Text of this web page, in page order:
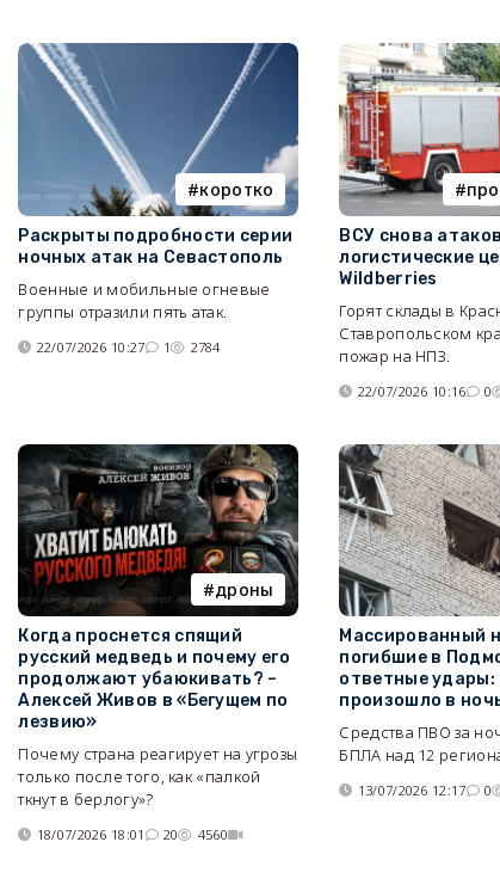
коротко
Раскрыты подробности серии
ночных атак на Севастополь
Военные и мобильные огневые
группы отразили пять атак.
22/07/2026 10:27 1 2784
ВСУ снова
логистические
Wildberries
Горят склады в
Ставропольском
пожар на НПЗ.
22/07/2026 10:16 0
дроны
Когда проснется спящий
русский медведь и почему его
продолжают убаюкивать? –
Алексей Живов в «Бегущем по
лезвию»
Почему страна реагирует на угрозы
только после того, как «палкой
ткнут в берлогу»?
18/07/2026 18:01 20 4560
Массированный
погибшие в
ответные удары:
произошло в
Средства ПВО за
БПЛА над 12
13/07/2026 12:17 0